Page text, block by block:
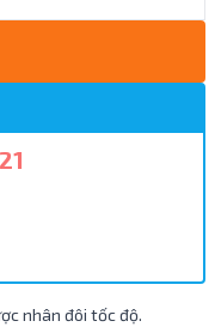
nhân đôi tốc độ.